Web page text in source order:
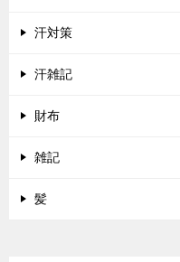
汗対策
汗雑記
財布
雑記
髪